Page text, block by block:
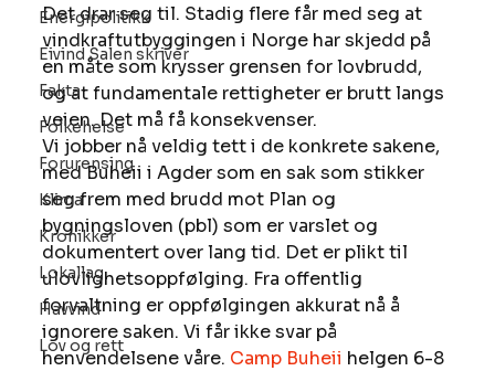
Energipolitikk
Eivind Salen skriver
Fakta
Folkehelse
Forurensing
Klima
Kronikker
Lokallag
Havvind
Lov og rett
Det drar seg til. Stadig flere får med seg at
vindkraftutbyggingen i Norge har skjedd på
en måte som krysser grensen for lovbrudd,
og at fundamentale rettigheter er brutt langs
veien. Det må få konsekvenser.
Vi jobber nå veldig tett i de konkrete sakene,
med Buheii i Agder som en sak som stikker
seg frem med brudd mot Plan og
bygningsloven (pbl) som er varslet og
dokumentert over lang tid. Det er plikt til
ulovlighetsoppfølging. Fra offentlig
forvaltning er oppfølgingen akkurat nå å
ignorere saken. Vi får ikke svar på
henvendelsene våre. Camp Buheii helgen 6-8